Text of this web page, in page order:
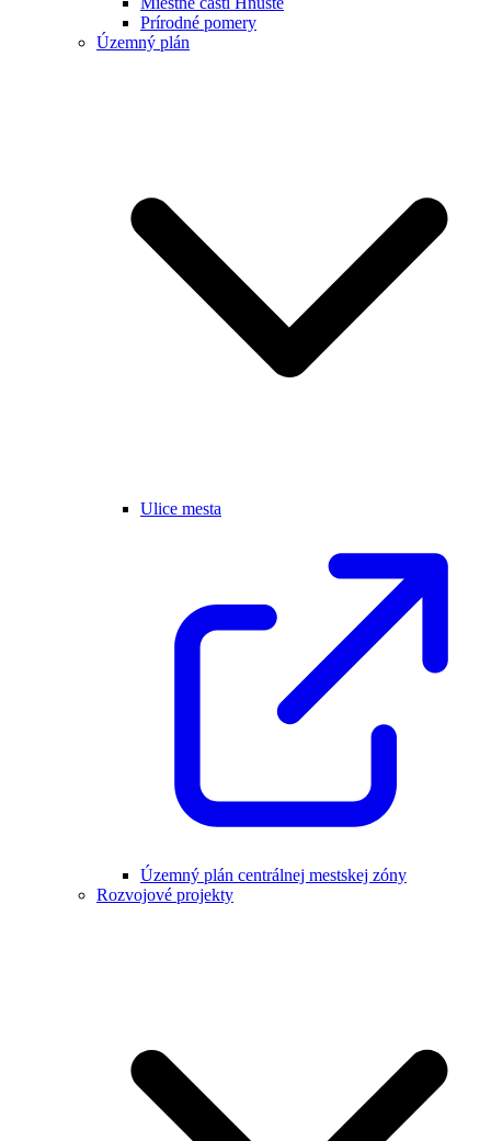
Prírodné pomery
Územný plán
Ulice mesta
Územný plán centrálnej mestskej zóny
Rozvojové projekty